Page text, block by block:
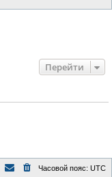
Перейти
Часовой пояс: UTC